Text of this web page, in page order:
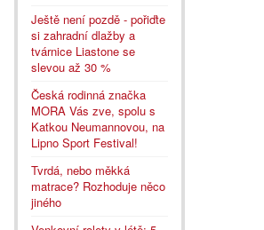
Ještě není pozdě - pořiďte
si zahradní dlažby a
tvárnice Liastone se
slevou až 30 %
Česká rodinná značka
MORA Vás zve, spolu s
Katkou Neumannovou, na
Lipno Sport Festival!
Tvrdá, nebo měkká
matrace? Rozhoduje něco
jiného